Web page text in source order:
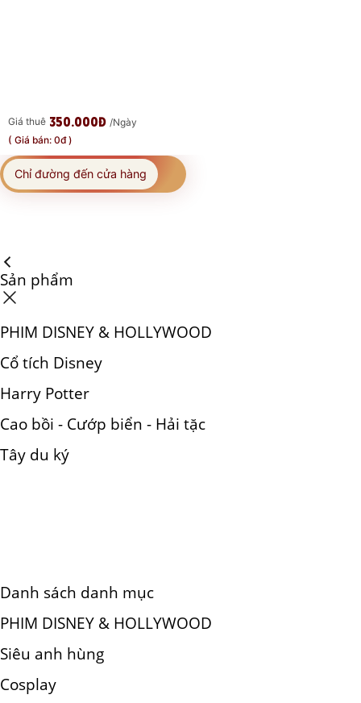
Giá thuê 350.000đ /Ngày
( Giá bán: 0đ )
Chỉ đường đến cửa hàng
Sản phẩm
PHIM DISNEY & HOLLYWOOD
Cổ tích Disney
Harry Potter
Cao bồi - Cướp biển - Hải tặc
Tây du ký
Danh sách danh mục
PHIM DISNEY & HOLLYWOOD
Siêu anh hùng
Cosplay